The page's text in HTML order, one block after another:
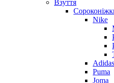
Взуття
Nike
Adidas
Puma
Joma